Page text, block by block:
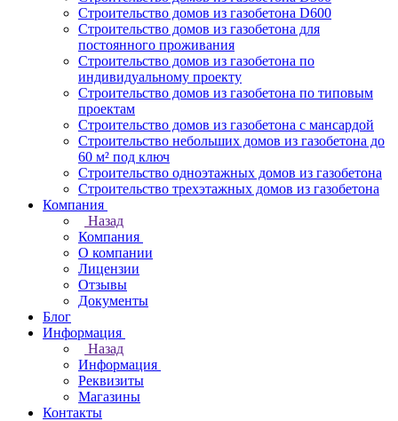
Строительство домов из газобетона D600
Строительство домов из газобетона для
постоянного проживания
Строительство домов из газобетона по
индивидуальному проекту
Строительство домов из газобетона по типовым
проектам
Строительство домов из газобетона с мансардой
Строительство небольших домов из газобетона до
60 м² под ключ
Строительство одноэтажных домов из газобетона
Строительство трехэтажных домов из газобетона
Компания
Назад
Компания
О компании
Лицензии
Отзывы
Документы
Блог
Информация
Назад
Информация
Реквизиты
Магазины
Контакты